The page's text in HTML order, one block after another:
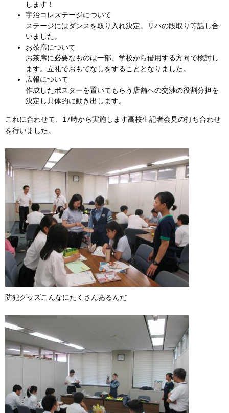
します！
宇治コレステージについて
ステージにはダンスを取り入れ決定。リハの段取り等話し合
いました。
お茶席について
お茶席に必要なものは一部、学校から借用する方向で検討し
ます。立礼でおもてなしをすることとなりました。
広報について
作成したポスターを置いてもらう店舗への交渉の役割分担を
決定し具体的に動き出します。
これに合わせて、17時から実施します高校生記者会見の打ち合わせ
を行いました。
防犯グッズこんなにたくさんあるんだ